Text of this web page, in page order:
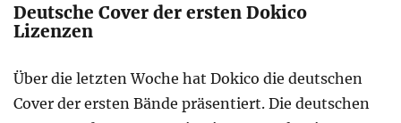
Deutsche Cover der ersten Dokico
Lizenzen
Über die letzten Woche hat Dokico die deutschen
Cover der ersten Bände präsentiert. Die deutschen